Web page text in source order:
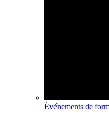
Événements de